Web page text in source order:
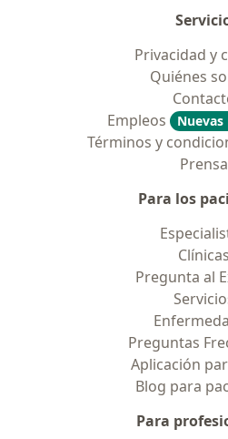
Privacidad y
Quiénes
Empleos
Términos y
Prensa
Para los
Clínicas
Pregunta al
Preguntas
Aplicación
Blog para
Para